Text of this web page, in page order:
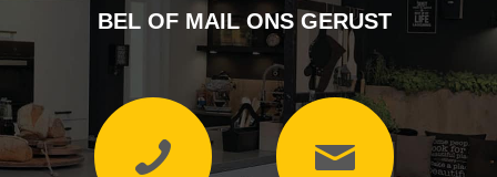
BEL OF MAIL ONS GERUST